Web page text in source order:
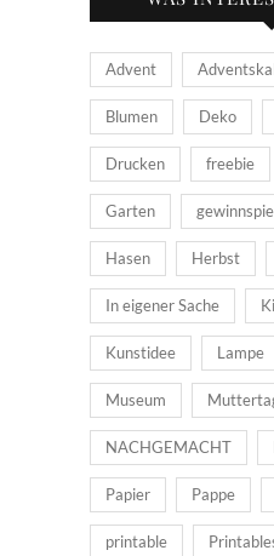
Advent
Blumen Deko
Drucken freebie
Garten
Hasen Herbst
In eigener Sache
Kunstidee Lampe
Museum
NACHGEMACHT
Papier Pappe
printable